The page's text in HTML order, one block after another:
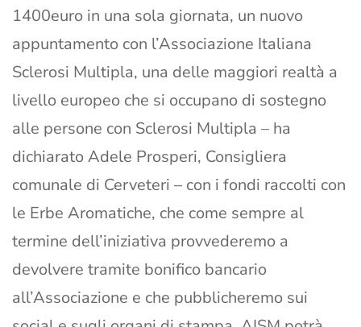
1400euro in una sola giornata, un nuovo
appuntamento con l’Associazione Italiana
Sclerosi Multipla, una delle maggiori realtà a
livello europeo che si occupano di sostegno
alle persone con Sclerosi Multipla – ha
dichiarato Adele Prosperi, Consigliera
comunale di Cerveteri – con i fondi raccolti con
le Erbe Aromatiche, che come sempre al
termine dell’iniziativa provvederemo a
devolvere tramite bonifico bancario
all’Associazione e che pubblicheremo sui